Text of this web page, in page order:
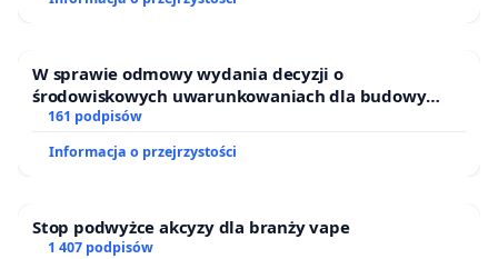
W sprawie odmowy wydania decyzji o
środowiskowych uwarunkowaniach dla budowy
zakładu wytwarzania biometanu „Krynki” w
Ostrowiu Południowym oraz ochrony mieszkańców i
Puszczy Knyszyńskiej
161 podpisów
Informacja o przejrzystości
Stop podwyżce akcyzy dla branży vape
1 407 podpisów